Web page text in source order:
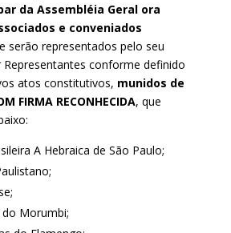
da Assembléia Geral ora
e conveniados
serão representados pelo seu
Representantes conforme definido
atos constitutivos, munidos de
FIRMA RECONHECIDA, que
A Hebraica de São Paulo;
do Morumbi;